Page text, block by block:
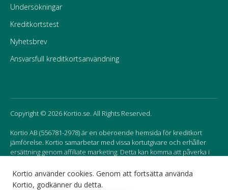
Kortio använder cookies. Genom att fortsätta använda
Kortio, godkänner du detta.
Undersökningar
Kreditkortstest
Nyhetsbrev
Ansvarsfull kreditkortsanvändning
Copyright © 2026 Kortio.se. All Rights Reserved.
Kortio AB (556781-2978) är en oberoende hemsida för kreditkort
jämförelse. Kortio samarbetar med vissa kortutgivare och erhåller
ersättning genom affiliate marketing. Detta kan komma att påverka i